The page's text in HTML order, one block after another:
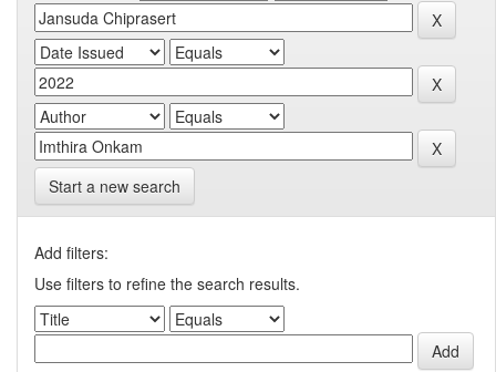
Start a new search
Add filters:
Use filters to refine the search results.